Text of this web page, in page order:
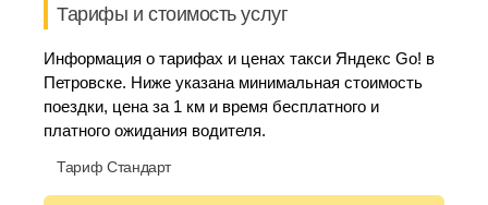
Тарифы и стоимость услуг
Информация о тарифах и ценах такси Яндекс Go! в
Петровске. Ниже указана минимальная стоимость
поездки, цена за 1 км и время бесплатного и
платного ожидания водителя.
Тариф Стандарт